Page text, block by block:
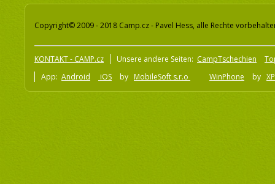
Copyright© 2009 - 2018 Camp.cz - Pavel Hess, alle Rechte
KONTAKT - CAMP.cz Unsere andere Seiten: CampTschechien
App: Android iOS by MobileSoft s.r.o WinPhone by